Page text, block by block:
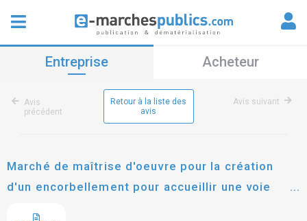
Entreprise Acheteur
Avis
précédent
Retour à la liste des
avis
Avis suivant
Marché de maîtrise d'oeuvre pour la création
d'un encorbellement pour accueillir une voie